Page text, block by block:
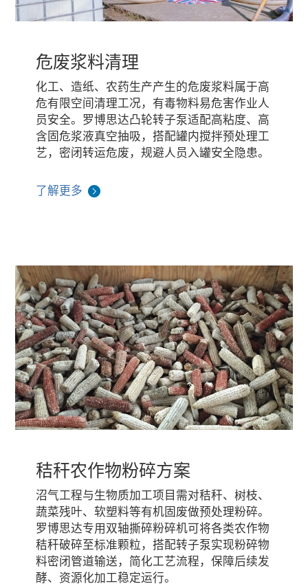
危废浆料清理
化工、造纸、农药生产产生的危废浆料属于高
危有限空间清理工况，有毒物料易危害作业人
员安全。罗博思达凸轮转子泵适配高粘度、高
含固危浆液真空抽吸，搭配罐内搅拌预处理工
艺，密闭转运危废，规避人员入罐安全隐患。
了解更多
秸秆农作物粉碎方案
沼气工程与生物质加工项目需对秸秆、树枝、
蔬菜残叶、软塑料等有机固废做预处理粉碎。
罗博思达专用双轴撕碎粉碎机可将各类农作物
秸秆破碎至标准颗粒，搭配转子泵实现粉碎物
料密闭管道输送，简化工艺流程，保障后续发
酵、资源化加工稳定运行。